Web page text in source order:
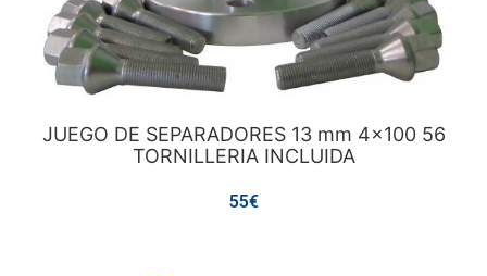
JUEGO DE SEPARADORES 13 mm 4x100 56
TORNILLERIA INCLUIDA
55€